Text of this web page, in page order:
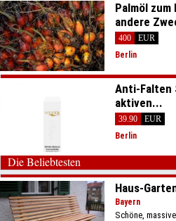
Palmöl
andere
400
EUR
Berlin
Anti-Falten
aktiven...
39.90
EUR
Berlin
Die Beliebtesten
Haus-
Bayern
Schöne,